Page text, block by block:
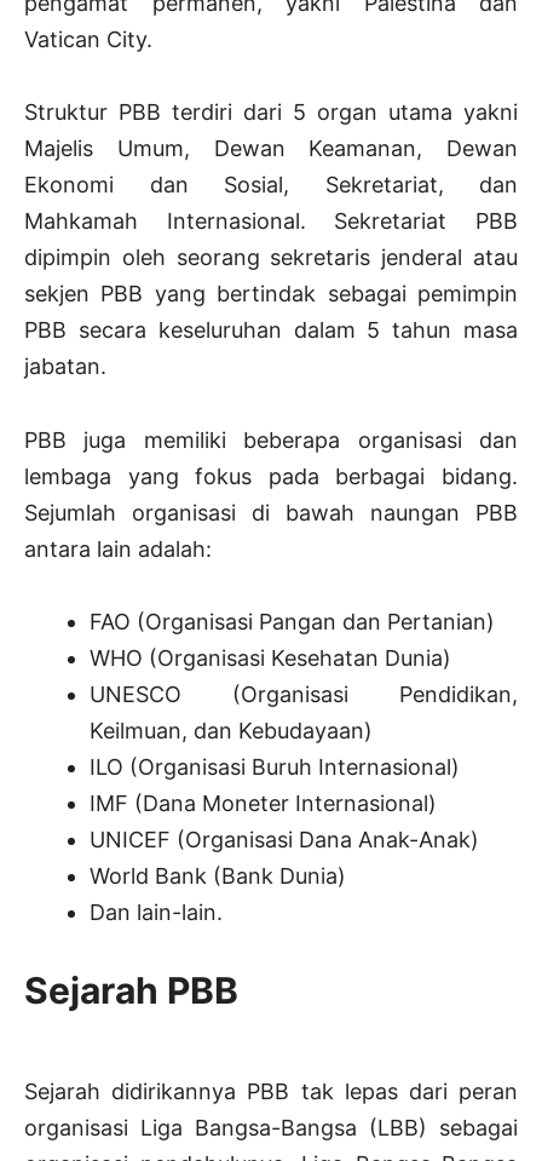
Vatican City.
Struktur PBB terdiri dari 5 organ utama yakni
Majelis Umum, Dewan Keamanan, Dewan
Ekonomi dan Sosial, Sekretariat, dan
Mahkamah Internasional. Sekretariat PBB
dipimpin oleh seorang sekretaris jenderal atau
sekjen PBB yang bertindak sebagai pemimpin
PBB secara keseluruhan dalam 5 tahun masa
jabatan.
PBB juga memiliki beberapa organisasi dan
lembaga yang fokus pada berbagai bidang.
Sejumlah organisasi di bawah naungan PBB
antara lain adalah:
FAO (Organisasi Pangan dan Pertanian)
WHO (Organisasi Kesehatan Dunia)
UNESCO (Organisasi Pendidikan,
Keilmuan, dan Kebudayaan)
ILO (Organisasi Buruh Internasional)
IMF (Dana Moneter Internasional)
UNICEF (Organisasi Dana Anak-Anak)
World Bank (Bank Dunia)
Dan lain-lain.
Sejarah PBB
Sejarah didirikannya PBB tak lepas dari peran
organisasi Liga Bangsa-Bangsa (LBB) sebagai